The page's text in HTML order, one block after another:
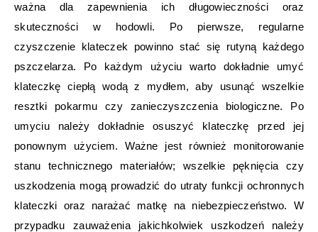
ważna dla zapewnienia ich długowieczności oraz
skuteczności w hodowli. Po pierwsze, regularne
czyszczenie klateczek powinno stać się rutyną każdego
pszczelarza. Po każdym użyciu warto dokładnie umyć
klateczkę ciepłą wodą z mydłem, aby usunąć wszelkie
resztki pokarmu czy zanieczyszczenia biologiczne. Po
umyciu należy dokładnie osuszyć klateczkę przed jej
ponownym użyciem. Ważne jest również monitorowanie
stanu technicznego materiałów; wszelkie pęknięcia czy
uszkodzenia mogą prowadzić do utraty funkcji ochronnych
klateczki oraz narażać matkę na niebezpieczeństwo. W
przypadku zauważenia jakichkolwiek uszkodzeń należy